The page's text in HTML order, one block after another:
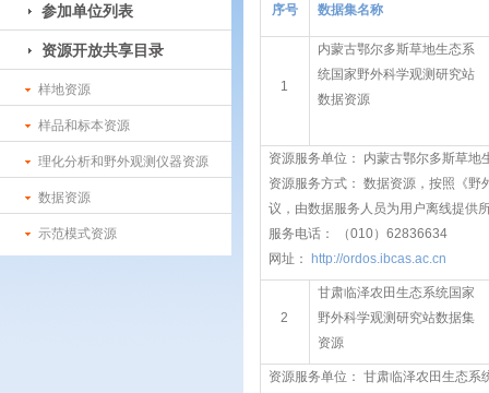
参加单位列表
资源开放共享目录
样地资源
样品和标本资源
理化分析和野外观测仪器资源
数据资源
示范模式资源
序号 数据集名称
1
内蒙古鄂尔多斯草地生态系
统国家野外科学观测研究站
数据资源
资源服务单位： 内蒙古鄂尔多斯草地
资源服务方式： 数据资源，按照《
议，由数据服务人员为用户离线提供
服务电话： （010）62836634
网址：
http://ordos.ibcas.ac.cn
2
甘肃临泽农田生态系统国家
野外科学观测研究站数据集
资源
资源服务单位： 甘肃临泽农田生态